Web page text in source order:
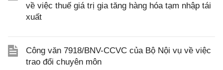
về việc thuế giá trị gia tăng hàng hóa tạm nhập tái
xuất
Công văn 7918/BNV-CCVC của Bộ Nội vụ về việc
trao đổi chuyên môn